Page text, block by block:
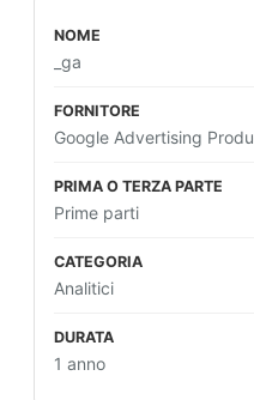
_ga
Google Advertising
Prime parti
Analitici
1 anno